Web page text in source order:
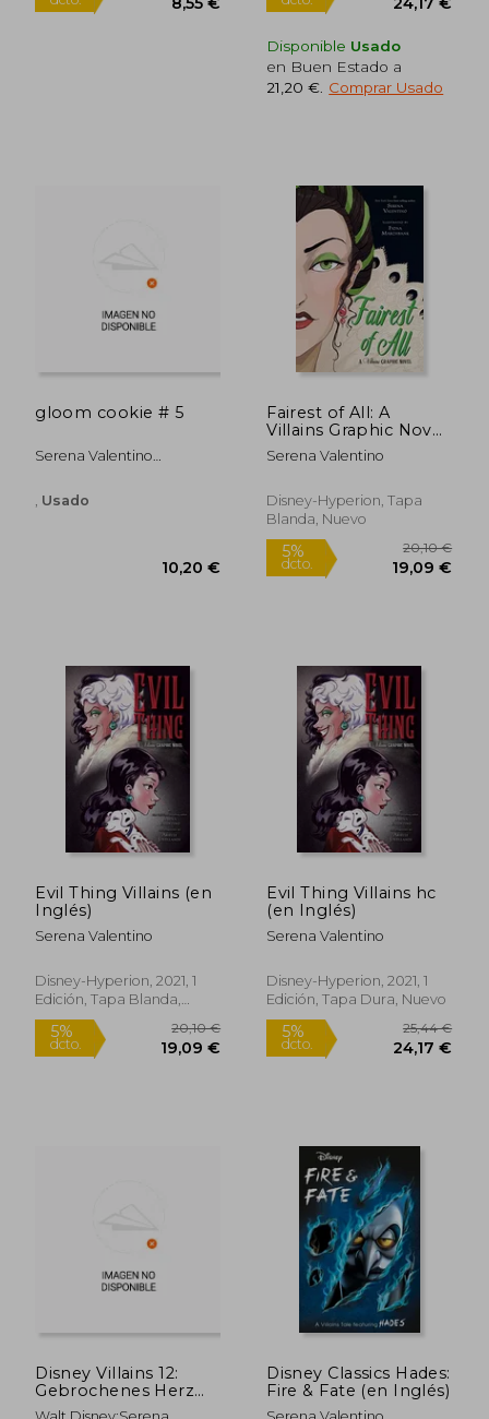
5%
dcto.
dcto.
Disponible Usado
en Buen Estado a
21,20 € Comprar Usado
gloom cookie # 5
Serena Valentino
Usado
Fairest of All: A
Villains Graphic Novel
(en Inglés)
Serena Valentino
Disney-Hyperion, Tapa
Blanda, Nuevo
Evil Thing Villains (en
Inglés)
Serena Valentino
Disney-Hyperion, 2021, 1
Edición, Tapa Blanda,
Nuevo
Evil Thing Villains hc
(en Inglés)
Serena Valentino
Disney-Hyperion, 2021, 1
Edición, Tapa Dura, Nuevo
Disney Villains 12:
Gebrochenes Herz
(Villains "Herzkönigin"
Disney Classics Hades:
Fire & Fate (en Inglés)